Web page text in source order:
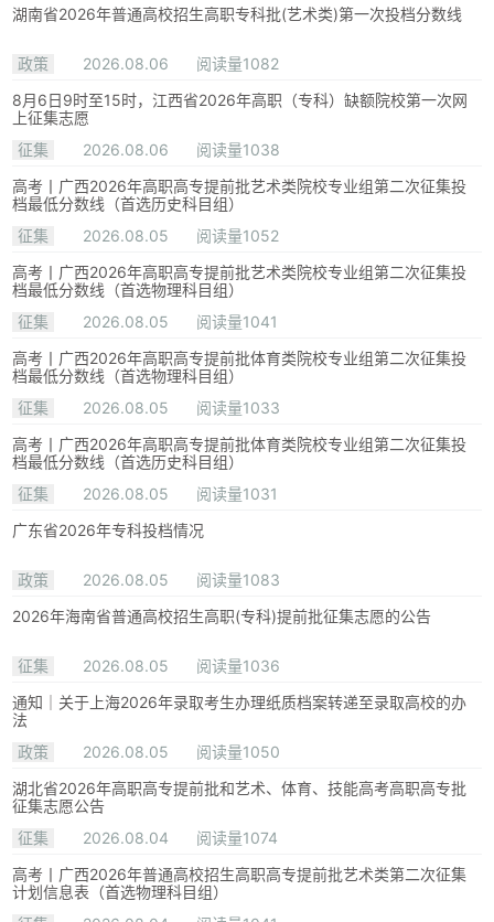
湖南省2026年普通高校招生高职专科批(艺术类)第一次投档分数线
政策 2026.08.06
阅读量1082
8月6日9时至15时，江西省2026年高职（专科）缺额院校第一次网
上征集志愿
征集
2026.08.06
阅读量1038
高考丨广西2026年高职高专提前批艺术类院校专业组第二次征集投
档最低分数线（首选历史科目组）
征集
2026.08.05
阅读量1052
高考丨广西2026年高职高专提前批艺术类院校专业组第二次征集投
档最低分数线（首选物理科目组）
征集
2026.08.05
阅读量1041
高考丨广西2026年高职高专提前批体育类院校专业组第二次征集投
档最低分数线（首选物理科目组）
征集
2026.08.05
阅读量1033
高考丨广西2026年高职高专提前批体育类院校专业组第二次征集投
档最低分数线（首选历史科目组）
征集
2026.08.05
阅读量1031
广东省2026年专科投档情况
政策 2026.08.05
阅读量1083
2026年海南省普通高校招生高职(专科)提前批征集志愿的公告
征集 2026.08.05
阅读量1036
通知｜关于上海2026年录取考生办理纸质档案转递至录取高校的办
法
政策
2026.08.05
阅读量1050
湖北省2026年高职高专提前批和艺术、体育、技能高考高职高专批
征集志愿公告
征集
2026.08.04
阅读量1074
高考丨广西2026年普通高校招生高职高专提前批艺术类第二次征集
计划信息表（首选物理科目组）